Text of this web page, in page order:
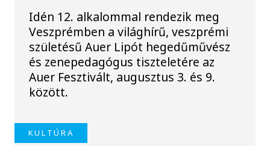
Idén 12. alkalommal rendezik meg
Veszprémben a világhírű, veszprémi
születésű Auer Lipót hegedűművész
és zenepedagógus tiszteletére az
Auer Fesztivált, augusztus 3. és 9.
között.
KULTÚRA